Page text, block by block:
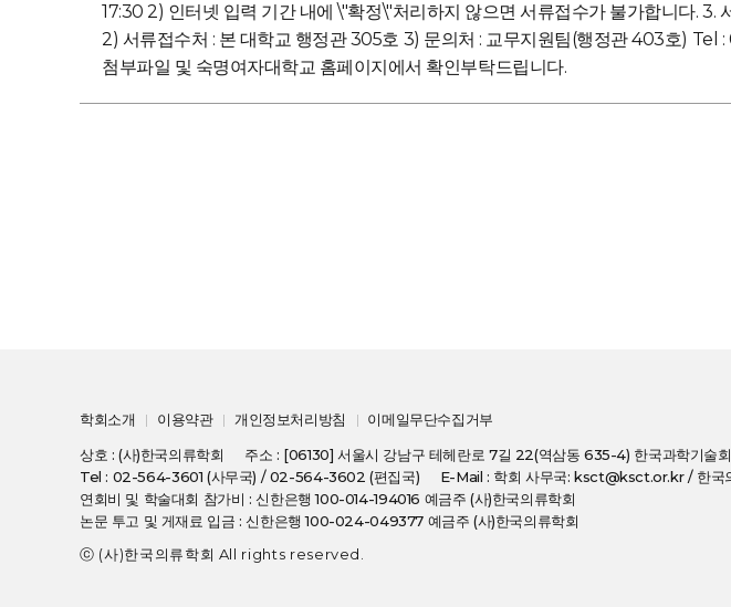
17:30 2) 인터넷 입력 기간 내에 \"확정\"처리하지 않으면 서류접수가 불가합니다. 3.
2) 서류접수처 : 본 대학교 행정관 305호 3) 문의처 : 교무지원팀(행정관 403호)
첨부파일 및 숙명여자대학교 홈페이지에서 확인부탁드립니다.
학회소개 이용약관 개인정보처리방침
이메일무단수집거부
상호 : (사)한국의류학회
주소 : [06130] 서울시 강남구 테헤란로 7길 22(역삼동 635-4) 한국과학기술회
Tel : 02-564-3601 (사무국) / 02-564-3602 (편집국)
E-Mail : 학회 사무국: ksct@ksct.or.kr / 한
연회비 및 학술대회 참가비 : 신한은행 100-014-194016 예금주 (사)한국의류학회
논문 투고 및 게재료 입금 : 신한은행 100-024-049377 예금주 (사)한국의류학회
ⓒ (사)한국의류학회 All rights reserved.